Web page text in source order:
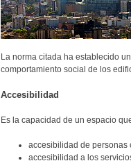
La norma citada ha establecido
comportamiento social de los
Accesibilidad
Es la capacidad de un espacio
accesibilidad de personas
accesibilidad a los